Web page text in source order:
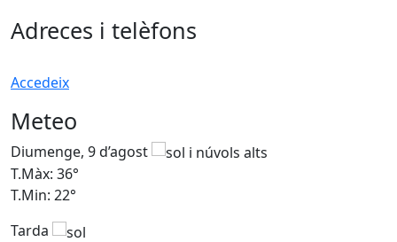
Adreces i telèfons
Accedeix
Meteo
Diumenge, 9 d’agost
T.Màx: 36°
T.Min: 22°
Tarda